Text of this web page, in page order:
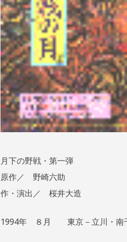
月下の野戦・第一弾
原作／ 野崎六助
作・演出／ 桜井大造
1994年 ８月 東京－立川・南